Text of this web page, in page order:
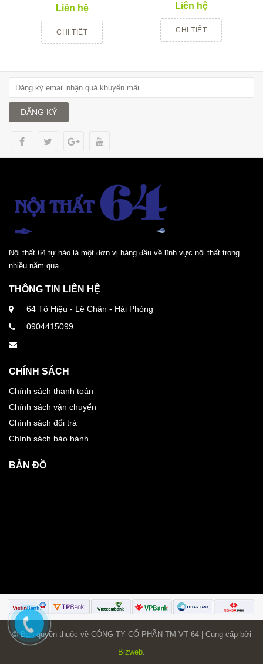
Liên hệ
CHI TIẾT
Liên hệ
CHI TIẾT
ĐĂNG KÝ
Nội thất 64 tự hào là một đơn vị hàng đầu về lĩnh vực nội thất trong
nhiều năm qua
THÔNG TIN LIÊN HỆ
64 Tô Hiệu - Lê Chân - Hải Phòng
0904415099
CHÍNH SÁCH
Chính sách thanh toán
Chính sách vận chuyển
Chính sách đổi trả
Chính sách bảo hành
BẢN ĐỒ
© Bản quyền thuộc về CÔNG TY CỔ PHẦN TM-VT 64 | Cung cấp bởi
Bizweb.